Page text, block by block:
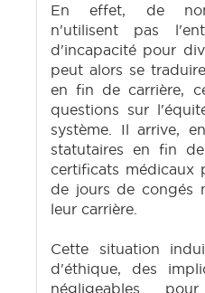
En effet, de
n'utilisent pas
d'incapacité pour
peut alors se
en fin de carrière,
questions sur
système. Il arrive,
statutaires en fin
certificats médicaux
de jours de congés
leur carrière.
Cette situation
d'éthique, des
négligeables